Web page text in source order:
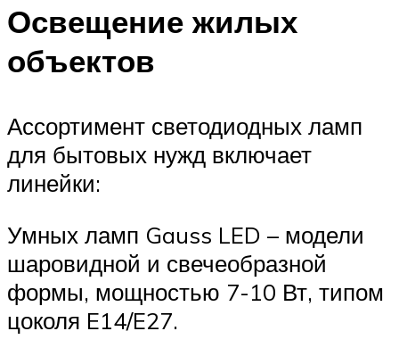
Освещение жилых
объектов
Ассортимент светодиодных ламп
для бытовых нужд включает
линейки:
Умных ламп Gauss LED – модели
шаровидной и свечеобразной
формы, мощностью 7-10 Вт, типом
цоколя E14/E27.